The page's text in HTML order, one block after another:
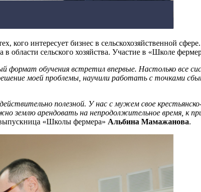
кого интересует бизнес в сельскохозяйственной
области сельского хозяйства. Участие в «Школе
формат обучения встретил впервые. Настолько все
моей проблемы, научили работать с точками
полезной. У нас с мужем свое
землю арендовать на непродолжительное время, к
выпускница «Школы фермера» Альбина Мамажанова.